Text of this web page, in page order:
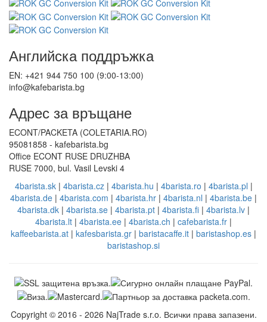
Английска поддръжка
EN: +421 944 750 100 (9:00-13:00)
info@kafebarista.bg
Адрес за връщане
ECONT/PACKETA (COLETARIA.RO)
95081858 - kafebarista.bg
Office ECONT RUSE DRUZHBA
RUSE 7000, bul. Vasil Levski 4
4barista.sk| 4barista.cz| 4barista.hu | 4barista.ro | 4barista.pl |
4barista.de | 4barista.com | 4barista.hr | 4barista.nl | 4barista.be |
4barista.dk | 4barista.se | 4barista.pt | 4barista.fi | 4barista.lv |
4barista.lt | 4barista.ee | 4barista.ch | cafebarista.fr |
kaffeebarista.at | kafesbarista.gr | baristacaffe.it | baristashop.es |
baristashop.si
Copyright © 2016 - 2026 NajTrade s.r.o. Всички права запазени.